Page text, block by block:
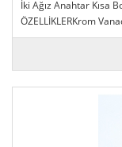
İki Ağız Anahtar Kısa
ÖZELLİKLERKrom